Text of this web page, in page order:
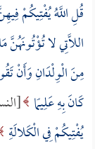
قُلِ اللَّهُ يُفْتِيكُمْ
اللَّاتِي لا
مِنَ الْوِلْدَانِ وَأَنْ
كَانَ بِهِ عَلِيمًا
يُفْتِيكُمْ فِي الْكَلالَةِ